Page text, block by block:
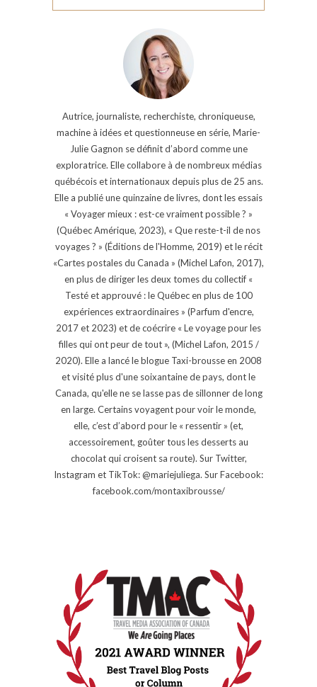
Autrice, journaliste, recherchiste, chroniqueuse,
machine à idées et questionneuse en série, Marie-
Julie Gagnon se définit d’abord comme une
exploratrice. Elle collabore à de nombreux médias
québécois et internationaux depuis plus de 25 ans.
Elle a publié une quinzaine de livres, dont les essais
« Voyager mieux : est-ce vraiment possible ? »
(Québec Amérique, 2023), « Que reste-t-il de nos
voyages ? » (Éditions de l'Homme, 2019) et le récit
«Cartes postales du Canada » (Michel Lafon, 2017),
en plus de diriger les deux tomes du collectif «
Testé et approuvé : le Québec en plus de 100
expériences extraordinaires » (Parfum d'encre,
2017 et 2023) et de coécrire « Le voyage pour les
filles qui ont peur de tout », (Michel Lafon, 2015 /
2020). Elle a lancé le blogue Taxi-brousse en 2008
et visité plus d'une soixantaine de pays, dont le
Canada, qu'elle ne se lasse pas de sillonner de long
en large. Certains voyagent pour voir le monde,
elle, c’est d’abord pour le « ressentir » (et,
accessoirement, goûter tous les desserts au
chocolat qui croisent sa route). Sur Twitter,
Instagram et TikTok: @mariejuliega. Sur Facebook:
facebook.com/montaxibrousse/